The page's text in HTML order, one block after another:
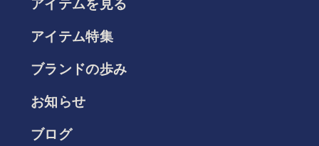
アイテムを見る
アイテム特集
ブランドの歩み
お知らせ
ブログ